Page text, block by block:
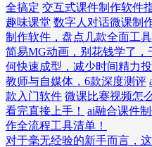
全搞定 交互式课件制作软件
趣味课堂 数字人对话微课制
制作软件，盘点几款全面工
简易MG动画，别花钱学了，
何快速成型，减少时间精力
教师与自媒体，6款深度测评
款入门软件 微课比赛视频怎
看完直接上手！
ai融合课件
作全流程工具清单！
对于毫无经验的新手而言，